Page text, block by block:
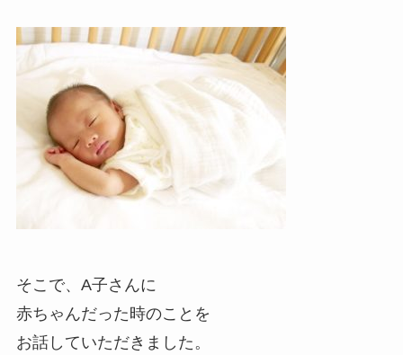
そこで、A子さんに
赤ちゃんだった時のことを
お話していただきました。